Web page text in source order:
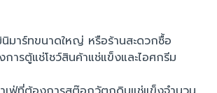
นิมาร์ทขนาดใหญ่ หรือร้านสะดวกซื้อ
ารตู้แช่โชว์สินค้าแช่แข็งและไอศกรีม